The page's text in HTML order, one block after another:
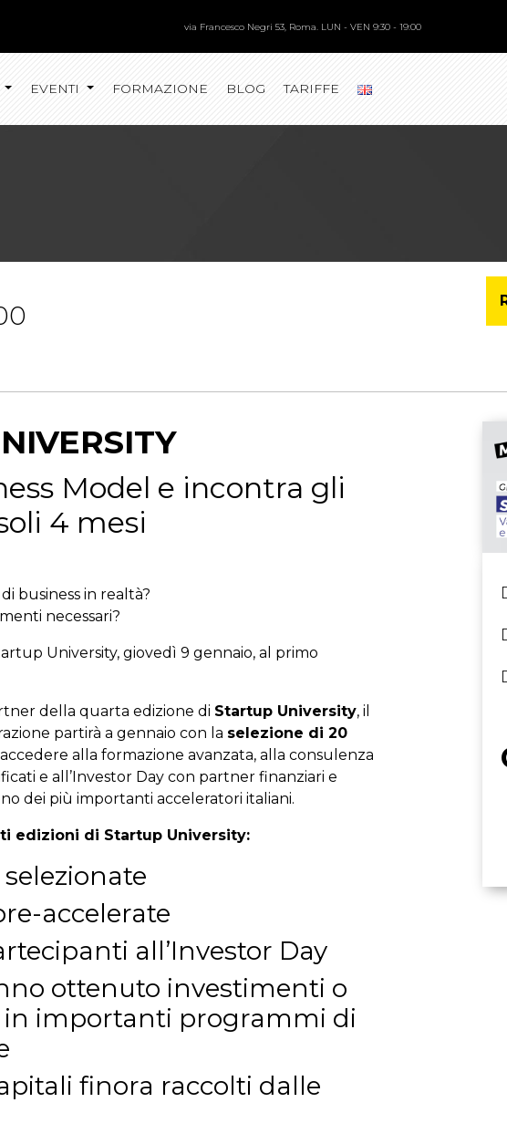
via Francesco Negri 53, Roma. LUN - VEN 9:30 - 19:00
EVENTI FORMAZIONE BLOG TARIFFE
Model e incontra gli
4 mesi
business in realtà?
necessari?
University, giovedì 9 gennaio, al primo
della quarta edizione di Startup University, il
partirà a gennaio con la selezione di 20
alla formazione avanzata, alla consulenza
e all’Investor Day con partner finanziari e
dei più importanti acceleratori italiani.
edizioni di Startup University:
accelerate
all’Investor Day
ottenuto investimenti o
in importanti programmi di
finora raccolti dalle